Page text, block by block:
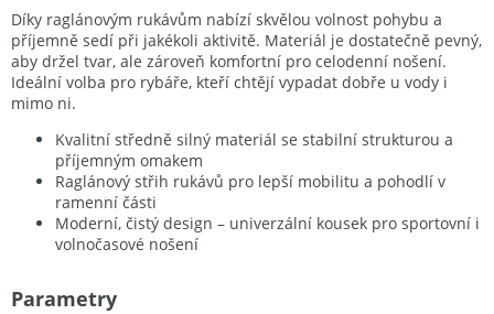
Díky raglánovým rukávům nabízí skvělou volnost pohybu a
příjemně sedí při jakékoli aktivitě. Materiál je dostatečně pevný,
aby držel tvar, ale zároveň komfortní pro celodenní nošení.
Ideální volba pro rybáře, kteří chtějí vypadat dobře u vody i
mimo ni.
Kvalitní středně silný materiál se stabilní strukturou a
příjemným omakem
Raglánový střih rukávů pro lepší mobilitu a pohodlí v
ramenní části
Moderní, čistý design – univerzální kousek pro sportovní i
volnočasové nošení
Parametry